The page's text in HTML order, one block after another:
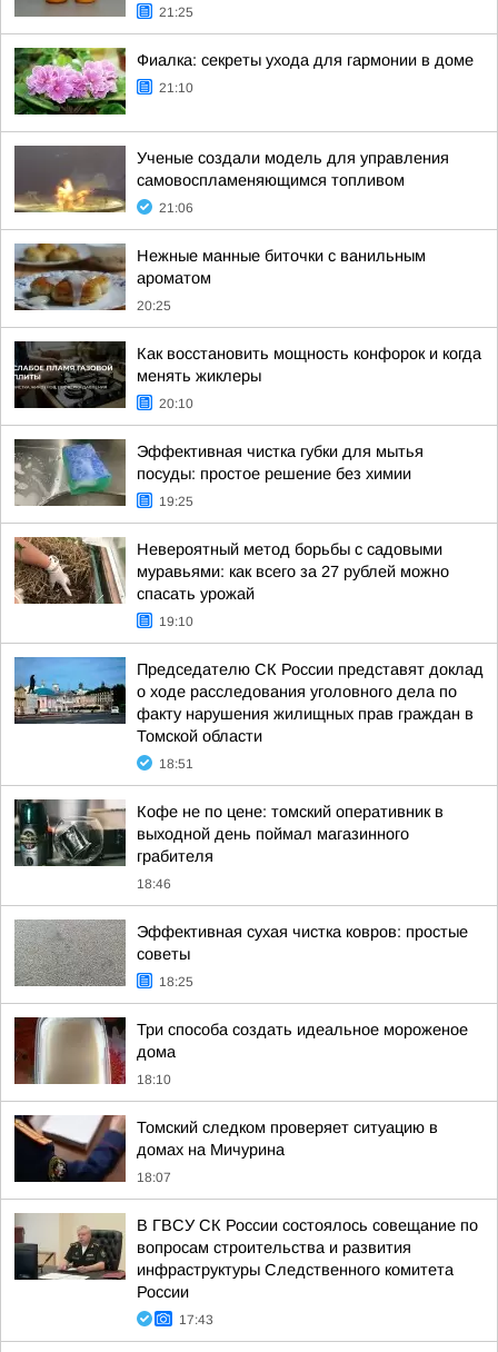
21:25
Фиалка: секреты ухода для гармонии в доме
21:10
Ученые создали модель для управления
самовоспламеняющимся топливом
21:06
Нежные манные биточки с ванильным
ароматом
20:25
Как восстановить мощность конфорок и когда
менять жиклеры
20:10
Эффективная чистка губки для мытья
посуды: простое решение без химии
19:25
Невероятный метод борьбы с садовыми
муравьями: как всего за 27 рублей можно
спасать урожай
19:10
Председателю СК России представят доклад
о ходе расследования уголовного дела по
факту нарушения жилищных прав граждан в
Томской области
18:51
Кофе не по цене: томский оперативник в
выходной день поймал магазинного
грабителя
18:46
Эффективная сухая чистка ковров: простые
советы
18:25
Три способа создать идеальное мороженое
дома
18:10
Томский следком проверяет ситуацию в
домах на Мичурина
18:07
В ГВСУ СК России состоялось совещание по
вопросам строительства и развития
инфраструктуры Следственного комитета
России
17:43